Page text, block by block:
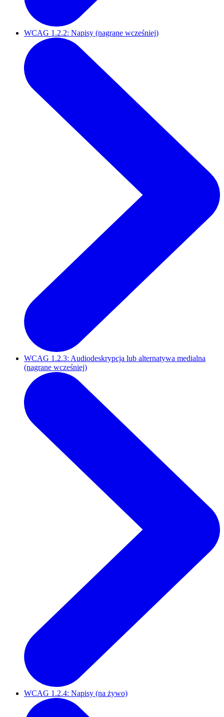
WCAG 1.2.2: Napisy (nagrane wcześniej)
WCAG 1.2.3: Audiodeskrypcja lub alternatywa medialna
(nagrane wcześniej)
WCAG 1.2.4: Napisy (na żywo)